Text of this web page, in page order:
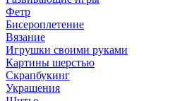
Фетр
Бисероплетение
Вязание
Игрушки своими руками
Картины шерстью
Скрапбукинг
Украшения